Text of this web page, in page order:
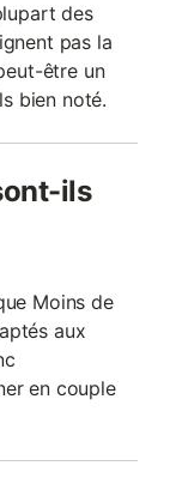
des
pas la
être un
bien noté.
ils
Moins de
aux
en couple